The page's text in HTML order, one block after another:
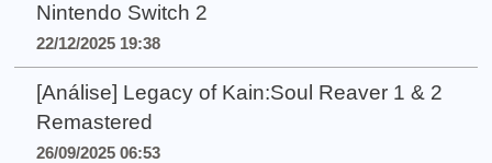
Nintendo Switch 2
22/12/2025 19:38
[Análise] Legacy of Kain:Soul Reaver 1 & 2
Remastered
26/09/2025 06:53